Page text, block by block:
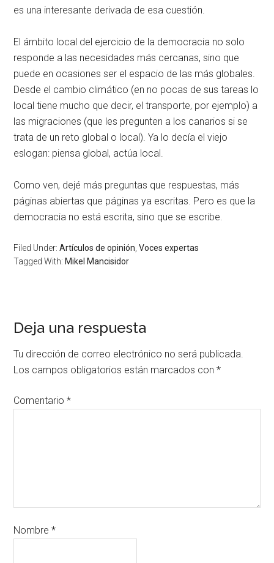
es una interesante derivada de esa cuestión.
El ámbito local del ejercicio de la democracia no solo
responde a las necesidades más cercanas, sino que
puede en ocasiones ser el espacio de las más globales.
Desde el cambio climático (en no pocas de sus tareas lo
local tiene mucho que decir, el transporte, por ejemplo) a
las migraciones (que les pregunten a los canarios si se
trata de un reto global o local). Ya lo decía el viejo
eslogan: piensa global, actúa local.
Como ven, dejé más preguntas que respuestas, más
páginas abiertas que páginas ya escritas. Pero es que la
democracia no está escrita, sino que se escribe.
Filed Under:Artículos de opinión ,Voces expertas
Tagged With: Mikel Mancisidor
Deja una respuesta
Tu dirección de correo electrónico no será publicada.
Los campos obligatorios están marcados con*
Comentario*
Nombre*